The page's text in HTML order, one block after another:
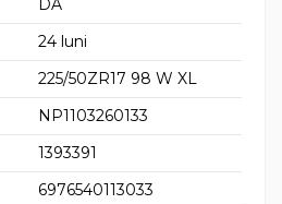
24 luni
225/50ZR17 98 W XL
NP1103260133
1393391
6976540113033